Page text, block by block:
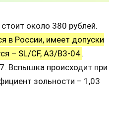
около 380 рублей.
в России, имеет допуски
– SL/CF, A3/B3-04 .
Вспышка происходит при
зольности – 1,03